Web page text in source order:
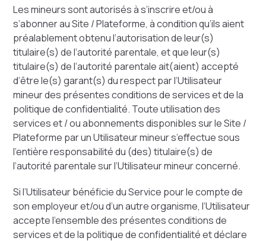
Les mineurs sont autorisés à s’inscrire et/ou à
s’abonner au Site / Plateforme, à condition qu’ils aient
préalablement obtenu l’autorisation de leur(s)
titulaire(s) de l’autorité parentale, et que leur(s)
titulaire(s) de l’autorité parentale ait(aient) accepté
d’être le(s) garant(s) du respect par l’Utilisateur
mineur des présentes conditions de services et de la
politique de confidentialité. Toute utilisation des
services et / ou abonnements disponibles sur le Site /
Plateforme par un Utilisateur mineur s’effectue sous
l’entière responsabilité du (des) titulaire(s) de
l’autorité parentale sur l’Utilisateur mineur concerné.
Si l’Utilisateur bénéficie du Service pour le compte de
son employeur et/ou d’un autre organisme, l’Utilisateur
accepte l’ensemble des présentes conditions de
services et de la politique de confidentialité et déclare